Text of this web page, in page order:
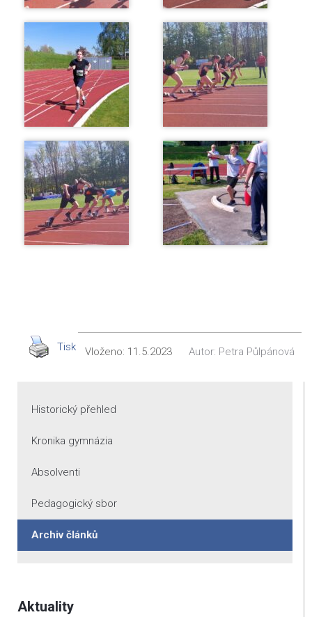
Tisk Vloženo: 11.5.2023 Autor: Petra Půlpánová
Historický přehled
Kronika gymnázia
Absolventi
Pedagogický sbor
Archiv článků
Aktuality